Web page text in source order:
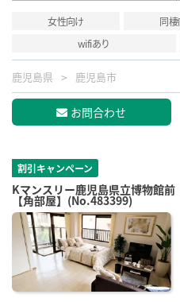
女性向け 同棲
wifiあり
鹿児島県 鹿児島市
お問合わせ
割引キャンペーン
Kマンスリー鹿児島県立博物館
【角部屋】(No.483399)